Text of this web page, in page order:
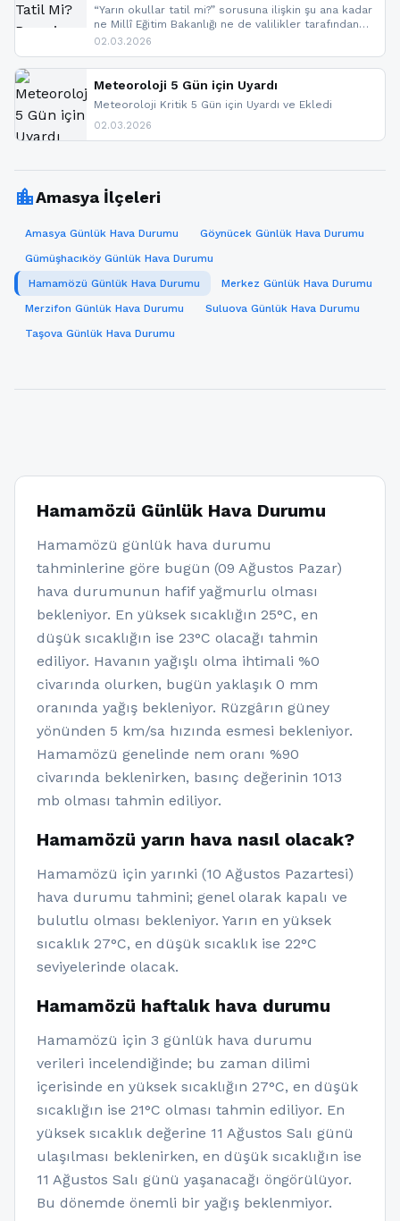
“Yarın okullar tatil mi?” sorusuna ilişkin şu ana kadar
ne Millî Eğitim Bakanlığı ne de valilikler tarafından
yapılmış resmi bir tatil açıklaması bulunmamaktadır.
paylaşacağız. En hızlı şekilde haberdar olmak için
sitemizi takip edebilir ve bildirimleri açabilirsiniz.
02.03.2026
Meteoroloji 5 Gün için Uyardı
Meteoroloji Kritik 5 Gün için Uyardı ve Ekledi
02.03.2026
location_cityAmasya İlçeleri
Amasya Günlük Hava Durumu
Göynücek Günlük Hava Durumu
Gümüşhacıköy Günlük Hava Durumu
Hamamözü Günlük Hava Durumu
Merkez Günlük Hava Durumu
Merzifon Günlük Hava Durumu
Suluova Günlük Hava Durumu
Taşova Günlük Hava Durumu
Hamamözü Günlük Hava Durumu
Hamamözü günlük hava durumu
tahminlerine göre bugün (09 Ağustos Pazar)
hava durumunun hafif yağmurlu olması
bekleniyor. En yüksek sıcaklığın 25°C, en
düşük sıcaklığın ise 23°C olacağı tahmin
ediliyor. Havanın yağışlı olma ihtimali %0
civarında olurken, bugün yaklaşık 0 mm
oranında yağış bekleniyor. Rüzgârın güney
yönünden 5 km/sa hızında esmesi bekleniyor.
Hamamözü genelinde nem oranı %90
civarında beklenirken, basınç değerinin 1013
mb olması tahmin ediliyor.
Hamamözü yarın hava nasıl olacak?
Hamamözü için yarınki (10 Ağustos Pazartesi)
hava durumu tahmini; genel olarak kapalı ve
bulutlu olması bekleniyor. Yarın en yüksek
sıcaklık 27°C, en düşük sıcaklık ise 22°C
seviyelerinde olacak.
Hamamözü haftalık hava durumu
Hamamözü için 3 günlük hava durumu
verileri incelendiğinde; bu zaman dilimi
içerisinde en yüksek sıcaklığın 27°C, en düşük
sıcaklığın ise 21°C olması tahmin ediliyor. En
yüksek sıcaklık değerine 11 Ağustos Salı günü
ulaşılması beklenirken, en düşük sıcaklığın ise
11 Ağustos Salı günü yaşanacağı öngörülüyor.
Bu dönemde önemli bir yağış beklenmiyor.